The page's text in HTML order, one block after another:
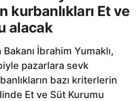
kurbanlıkları Et ve
alacak
İbrahim Yumaklı,
pazarlara sevk
bazı kriterlerin
Et ve Süt Kurumu